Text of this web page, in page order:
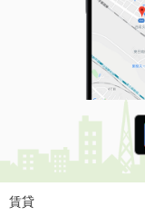
賃貸